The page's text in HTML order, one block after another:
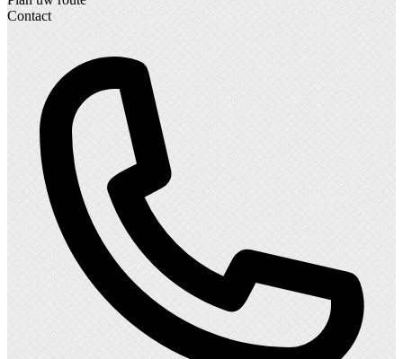
Contact